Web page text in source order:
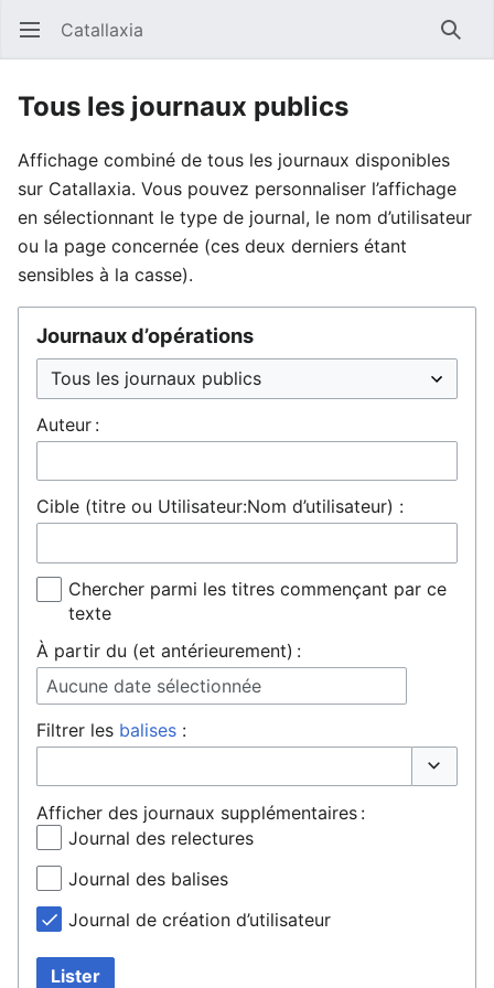
Ouvrir le menu principal Catallaxia
Tous les journaux publics
Affichage combiné de tous les journaux disponibles
sur Catallaxia. Vous pouvez personnaliser l’affichage
en sélectionnant le type de journal, le nom d’utilisateur
ou la page concernée (ces deux derniers étant
sensibles à la casse).
Journaux d’opérations
Auteur :
Cible (titre ou Utilisateur:Nom d’utilisateur) :
Chercher parmi les titres commençant par ce
texte
À partir du (et antérieurement) :
Aucune date sélectionnée
Filtrer les balises :
Afficher des journaux supplémentaires :
Journal des relectures
Journal des balises
Journal de création d’utilisateur
Lister